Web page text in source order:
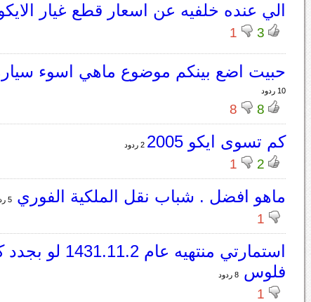
الي عنده خلفيه عن اسعار قطع غيار
3
1
حبيت اضع بينكم موضوع ماهي اسوء
10 ردود
8
8
كم تسوى ايكو 2005 2 ردود
2
1
ماهو افضل . شباب نقل الملكية الفوري5 ردود
1
استمارتي منتهيه عام
فلوس8 ردود
1